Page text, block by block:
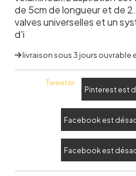
de 5cm de longueur et de
valves universelles et un
d'i
livraison sous 3 jours ouvrable
Tweeter
Pinterest est
Facebook est
Facebook est